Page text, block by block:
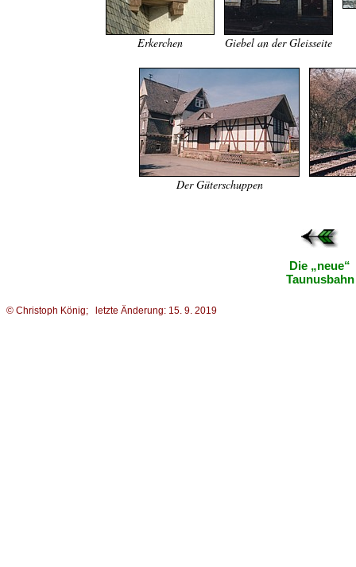
Erkerchen Giebel an der Gleisseite
Der Güterschuppen
Die „neue“
Taunusbahn
© Christoph König; letzte Änderung: 15. 9. 2019